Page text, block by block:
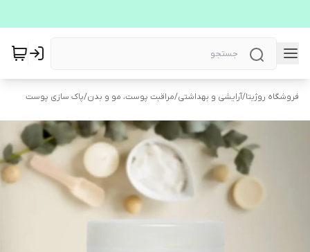
فروشگاه روژیتا/آرایشی و بهداشتی/مراقبت پوست، مو و بدن/پاک سازی پوست